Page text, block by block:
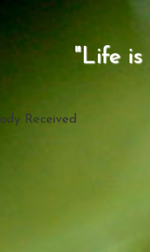
"Life is
Received